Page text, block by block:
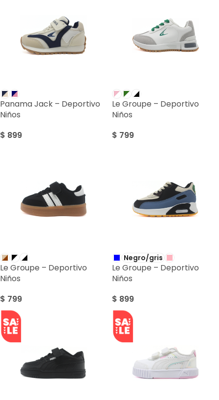
Panama Jack – Deportivo
Niños
$ 899
Le Groupe – Deportivo
Niños
$ 799
Le Groupe – Deportivo
Niños
$ 799
Negro/gris
Le Groupe – Deportivo
Niños
$ 899